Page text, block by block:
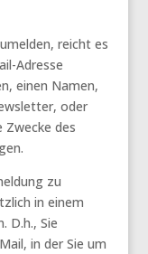
reicht es
Adresse
einen Namen,
oder
Zwecke des
zu
in einem
D.h., Sie
in der Sie um